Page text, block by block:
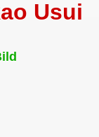
Usui